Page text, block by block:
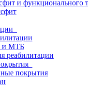
и функционального
и МТБ
реабилитации
покрытия